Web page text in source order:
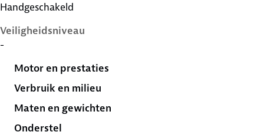
Handgeschakeld
Veiligheidsniveau
-
Motor en prestaties
Verbruik en milieu
Maten en gewichten
Onderstel